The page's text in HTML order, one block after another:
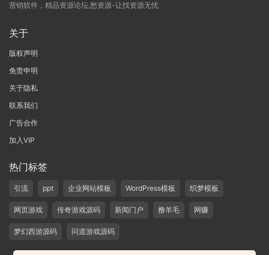
营销软件，精品资源论坛,愁资源-让找资源无忧
关于
版权声明
免责申明
关于隐私
联系我们
广告合作
加入VIP
热门标签
引流 ppt 企业网站模板 WordPress模板 织梦模板
网页游戏 传奇游戏源码 新闻门户 撸羊毛 网赚
梦幻西游源码 问道游戏源码